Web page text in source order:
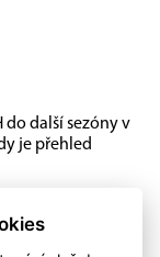
do další sezóny v
je přehled